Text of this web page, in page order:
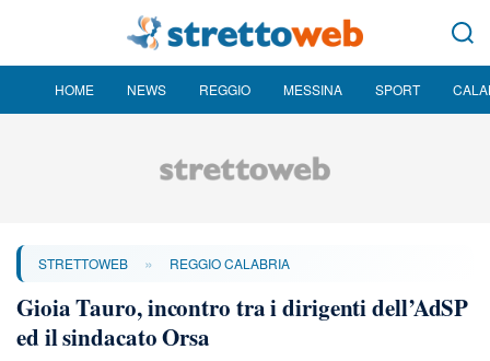
HOME NEWS REGGIO MESSINA SPORT
STRETTOWEB » REGGIO CALABRIA
Gioia Tauro, incontro tra i dirigenti dell’AdSP
ed il sindacato Orsa